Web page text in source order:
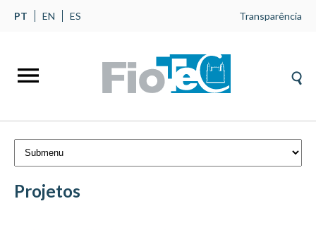
PT EN ES Transparência
Projetos